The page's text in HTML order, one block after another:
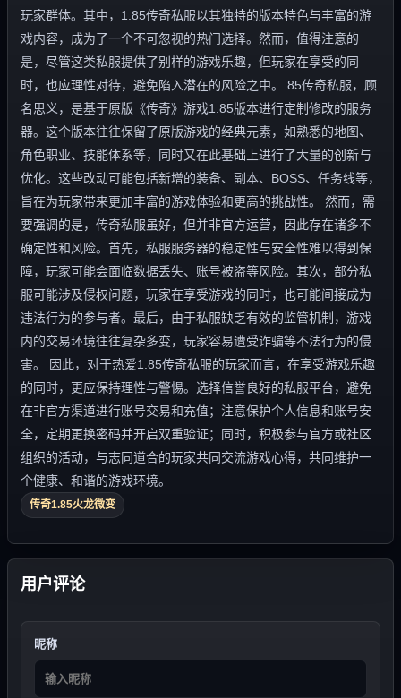
玩家群体。其中，1.85传奇私服以其独特的版本特色与丰富的游
戏内容，成为了一个不可忽视的热门选择。然而，值得注意的
是，尽管这类私服提供了别样的游戏乐趣，但玩家在享受的同
时，也应理性对待，避免陷入潜在的风险之中。 85传奇私服，顾
名思义，是基于原版《传奇》游戏1.85版本进行定制修改的服务
器。这个版本往往保留了原版游戏的经典元素，如熟悉的地图、
角色职业、技能体系等，同时又在此基础上进行了大量的创新与
优化。这些改动可能包括新增的装备、副本、BOSS、任务线等，
旨在为玩家带来更加丰富的游戏体验和更高的挑战性。 然而，需
要强调的是，传奇私服虽好，但并非官方运营，因此存在诸多不
确定性和风险。首先，私服服务器的稳定性与安全性难以得到保
障，玩家可能会面临数据丢失、账号被盗等风险。其次，部分私
服可能涉及侵权问题，玩家在享受游戏的同时，也可能间接成为
违法行为的参与者。最后，由于私服缺乏有效的监管机制，游戏
内的交易环境往往复杂多变，玩家容易遭受诈骗等不法行为的侵
害。 因此，对于热爱1.85传奇私服的玩家而言，在享受游戏乐趣
的同时，更应保持理性与警惕。选择信誉良好的私服平台，避免
在非官方渠道进行账号交易和充值；注意保护个人信息和账号安
全，定期更换密码并开启双重验证；同时，积极参与官方或社区
组织的活动，与志同道合的玩家共同交流游戏心得，共同维护一
个健康、和谐的游戏环境。
传奇1.85火龙微变
用户评论
昵称